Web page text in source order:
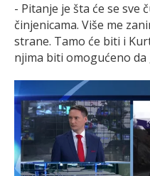
- Pitanje je šta će se sve
činjenicama. Više me
strane. Tamo će biti i
njima biti omogućeno